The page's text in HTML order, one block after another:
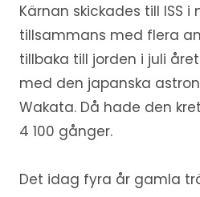
Kärnan skickades till ISS i
tillsammans med flera
tillbaka till jorden i juli
med den japanska
Wakata. Då hade den
4 100 gånger.
Det idag fyra år gamla